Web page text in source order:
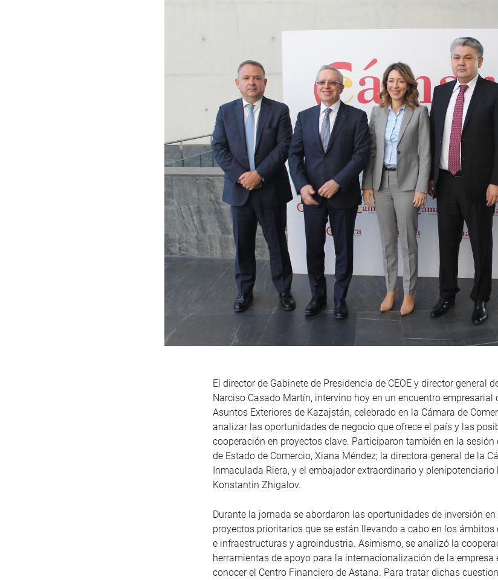
El director de Gabinete de Presidencia de CEOE y director general
Narciso Casado Martín, intervino hoy en un encuentro empresarial
Asuntos Exteriores de Kazajstán, celebrado en la Cámara de
analizar las oportunidades de negocio que ofrece el país y las
cooperación en proyectos clave. Participaron también en la sesión
de Estado de Comercio, Xiana Méndez; la directora general de la
Inmaculada Riera, y el embajador extraordinario y plenipotenciario
Konstantin Zhigalov.
Durante la jornada se abordaron las oportunidades de inversión
proyectos prioritarios que se están llevando a cabo en los ámbitos
e infraestructuras y agroindustria. Asimismo, se analizó la
herramientas de apoyo para la internacionalización de la empresa
conocer el Centro Financiero de Astana. Para tratar dichas